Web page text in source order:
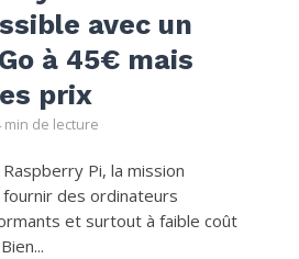
avec un
à 45€ mais
prix
min de lecture
Pi, la mission
des ordinateurs
et surtout à faible coût